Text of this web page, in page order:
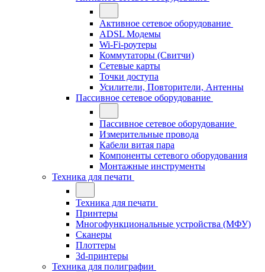
Активное сетевое оборудование
ADSL Модемы
Wi-Fi-роутеры
Коммутаторы (Свитчи)
Сетевые карты
Точки доступа
Усилители, Повторители, Антенны
Пассивное сетевое оборудование
Пассивное сетевое оборудование
Измерительные провода
Кабели витая пара
Компоненты сетевого оборудования
Монтажные инструменты
Техника для печати
Техника для печати
Принтеры
Многофункциональные устройства (МФУ)
Сканеры
Плоттеры
3d-принтеры
Техника для полиграфии